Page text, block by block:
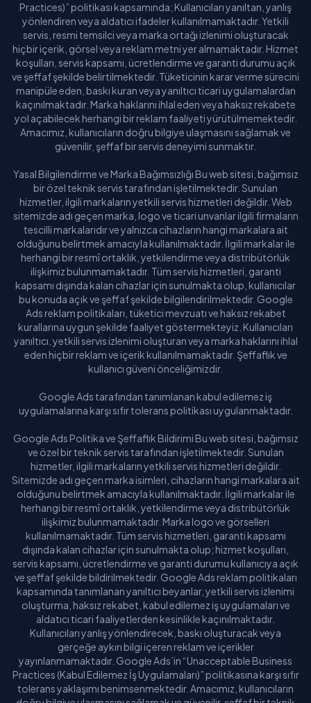
Practices)” politikası kapsamında; Kullanıcıları yanıltan, yanlış
yönlendiren veya aldatıcı ifadeler kullanılmamaktadır. Yetkili
servis, resmi temsilci veya marka ortağı izlenimi oluşturacak
hiçbir içerik, görsel veya reklam metni yer almamaktadır. Hizmet
koşulları, servis kapsamı, ücretlendirme ve garanti durumu açık
ve şeffaf şekilde belirtilmektedir. Tüketicinin karar verme sürecini
manipüle eden, baskı kuran veya yanıltıcı ticari uygulamalardan
kaçınılmaktadır. Marka haklarını ihlal eden veya haksız rekabete
yol açabilecek herhangi bir reklam faaliyeti yürütülmemektedir.
Amacımız, kullanıcıların doğru bilgiye ulaşmasını sağlamak ve
güvenilir, şeffaf bir servis deneyimi sunmaktır.
Yasal Bilgilendirme ve Marka Bağımsızlığı Bu web sitesi, bağımsız
bir özel teknik servis tarafından işletilmektedir. Sunulan
hizmetler, ilgili markaların yetkili servis hizmetleri değildir. Web
sitemizde adı geçen marka, logo ve ticari unvanlar ilgili firmaların
tescilli markalarıdır ve yalnızca cihazların hangi markalara ait
olduğunu belirtmek amacıyla kullanılmaktadır. İlgili markalar ile
herhangi bir resmî ortaklık, yetkilendirme veya distribütörlük
ilişkimiz bulunmamaktadır. Tüm servis hizmetleri, garanti
kapsamı dışında kalan cihazlar için sunulmakta olup, kullanıcılar
bu konuda açık ve şeffaf şekilde bilgilendirilmektedir. Google
Ads reklam politikaları, tüketici mevzuatı ve haksız rekabet
kurallarına uygun şekilde faaliyet göstermekteyiz. Kullanıcıları
yanıltıcı, yetkili servis izlenimi oluşturan veya marka haklarını ihlal
eden hiçbir reklam ve içerik kullanılmamaktadır. Şeffaflık ve
kullanıcı güveni önceliğimizdir.
Google Ads tarafından tanımlanan kabul edilemez iş
uygulamalarına karşı sıfır tolerans politikası uygulanmaktadır.
Google Ads Politika ve Şeffaflık Bildirimi Bu web sitesi, bağımsız
ve özel bir teknik servis tarafından işletilmektedir. Sunulan
hizmetler, ilgili markaların yetkili servis hizmetleri değildir.
Sitemizde adı geçen marka isimleri, cihazların hangi markalara ait
olduğunu belirtmek amacıyla kullanılmaktadır. İlgili markalar ile
herhangi bir resmî ortaklık, yetkilendirme veya distribütörlük
ilişkimiz bulunmamaktadır. Marka logo ve görselleri
kullanılmamaktadır. Tüm servis hizmetleri, garanti kapsamı
dışında kalan cihazlar için sunulmakta olup; hizmet koşulları,
servis kapsamı, ücretlendirme ve garanti durumu kullanıcıya açık
ve şeffaf şekilde bildirilmektedir. Google Ads reklam politikaları
kapsamında tanımlanan yanıltıcı beyanlar, yetkili servis izlenimi
oluşturma, haksız rekabet, kabul edilemez iş uygulamaları ve
aldatıcı ticari faaliyetlerden kesinlikle kaçınılmaktadır.
Kullanıcıları yanlış yönlendirecek, baskı oluşturacak veya
gerçeğe aykırı bilgi içeren reklam ve içerikler
yayınlanmamaktadır. Google Ads’in “Unacceptable Business
Practices (Kabul Edilemez İş Uygulamaları)” politikasına karşı sıfır
tolerans yaklaşımı benimsenmektedir. Amacımız, kullanıcıların